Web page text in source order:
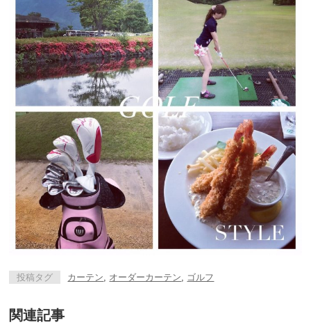
投稿タグ カーテン, オーダーカーテン, ゴルフ
関連記事